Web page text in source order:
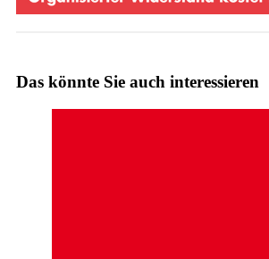
Das könnte Sie auch interessieren